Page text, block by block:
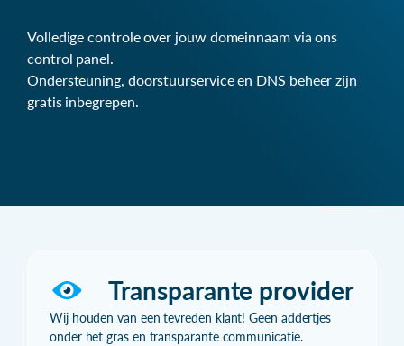
Volledige controle over jouw domeinnaam via ons
control panel.
Ondersteuning, doorstuurservice en DNS beheer zijn
gratis inbegrepen.
Transparante provider
Wij houden van een tevreden klant! Geen addertjes
onder het gras en transparante communicatie.